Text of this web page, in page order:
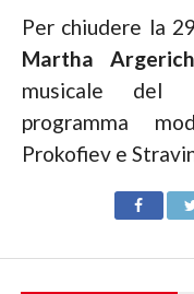
Per chiudere la
Martha
musicale del
programma
Prokofiev e